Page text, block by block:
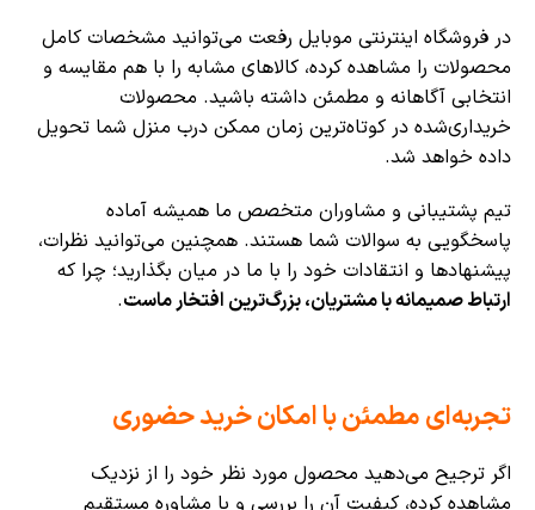
در فروشگاه اینترنتی موبایل رفعت می‌توانید مشخصات کامل
محصولات را مشاهده کرده، کالاهای مشابه را با هم مقایسه و
انتخابی آگاهانه و مطمئن داشته باشید. محصولات
خریداری‌شده در کوتاه‌ترین زمان ممکن درب منزل شما تحویل
داده خواهد شد.
تیم پشتیبانی و مشاوران متخصص ما همیشه آماده
پاسخگویی به سوالات شما هستند. همچنین می‌توانید نظرات،
پیشنهادها و انتقادات خود را با ما در میان بگذارید؛ چرا که
ارتباط صمیمانه با مشتریان، بزرگ‌ترین افتخار ماست.
تجربه‌ای مطمئن با امکانخرید حضوری
اگر ترجیح می‌دهید محصول مورد نظر خود را از نزدیک
مشاهده کرده، کیفیت آن را بررسی و با مشاوره مستقیم